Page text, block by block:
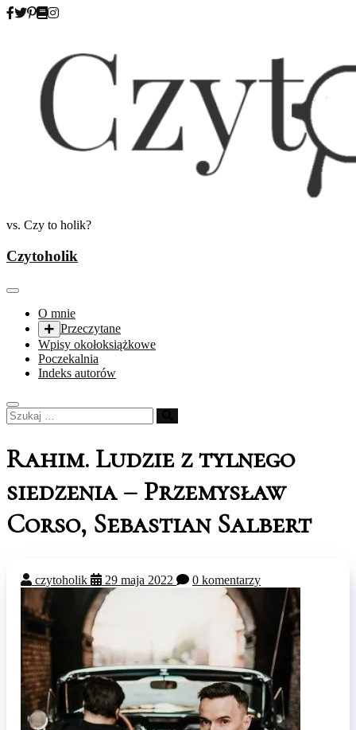
Skip
vs. Czy to holik?
Czytoholik
O mnie
Przeczytane
Wpisy okołoksiążkowe
Poczekalnia
Indeks autorów
Szukaj
…
Rahim. Ludzie z tylnego
siedzenia – Przemysław
Corso, Sebastian Salbert
czytoholik 29 maja 2022 0 komentarzy